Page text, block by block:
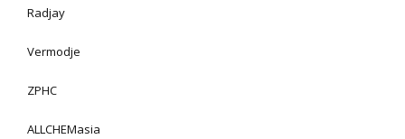
Radjay
Vermodje
ZPHC
ALLCHEMasia